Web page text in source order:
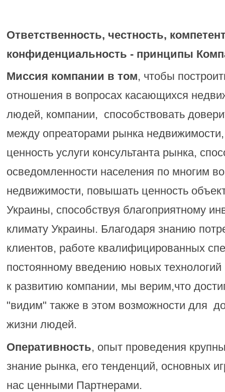
Ответственность, честность,
конфиденциальность - принципы
Миссия компании в том, чтобы
отношения в вопросах касающихся
людей, компании, способствовать
между опреаторами рынка недвижимости,
ценность услуги консультанта рынка,
осведомленности населения по многим
недвижимости, повышать ценность
Украины, способствуя благоприятному
климату Украины. Благодаря знанию
клиентов, работе квалифицированных
постоянному введению новых
к развитию компании, мы верим,что
"видим" также в этом возможности для
жизни людей.
Оперативность, опыт проведения
знание рынка, его тенденций, основных
нас ценными Партнерами.